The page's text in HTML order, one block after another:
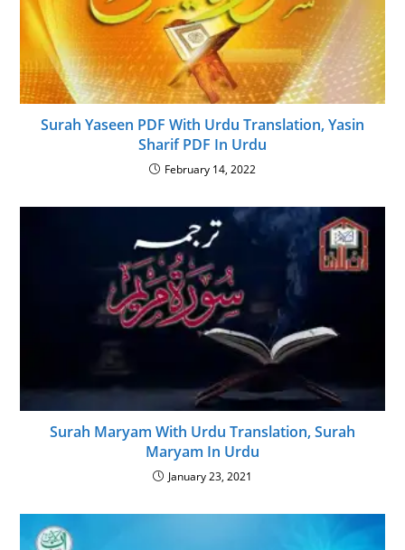
Surah Yaseen PDF With Urdu Translation, Yasin
Sharif PDF In Urdu
February 14, 2022
Surah Maryam With Urdu Translation, Surah
Maryam In Urdu
January 23, 2021